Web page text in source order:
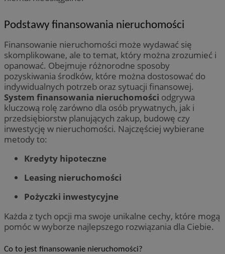
Podstawy finansowania nieruchomości
Finansowanie nieruchomości może wydawać się
skomplikowane, ale to temat, który można zrozumieć i
opanować. Obejmuje różnorodne sposoby
pozyskiwania środków, które można dostosować do
indywidualnych potrzeb oraz sytuacji finansowej.
System finansowania nieruchomości odgrywa
kluczową rolę zarówno dla osób prywatnych, jak i
przedsiębiorstw planujących zakup, budowę czy
inwestycję w nieruchomości. Najczęściej wybierane
metody to:
Kredyty hipoteczne
Leasing nieruchomości
Pożyczki inwestycyjne
Każda z tych opcji ma swoje unikalne cechy, które mogą
pomóc w wyborze najlepszego rozwiązania dla Ciebie.
Co to jest finansowanie nieruchomości?